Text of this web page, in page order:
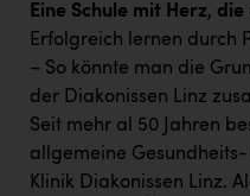
Eine Schule mit Herz,
Erfolgreich lernen durch
– So könnte man die
der Diakonissen Linz
Seit mehr al 50 Jahren
allgemeine
Klinik Diakonissen Linz.